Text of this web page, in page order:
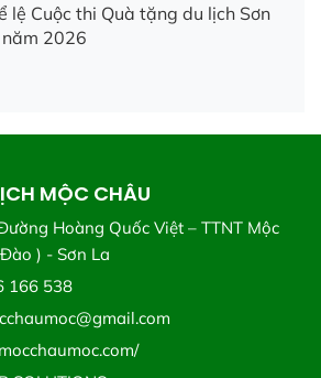
lệ Cuộc thi Quà tặng du lịch Sơn
2026
MỘC CHÂU
Hoàng Quốc Việt – TTNT Mộc
) - Sơn La
166 538